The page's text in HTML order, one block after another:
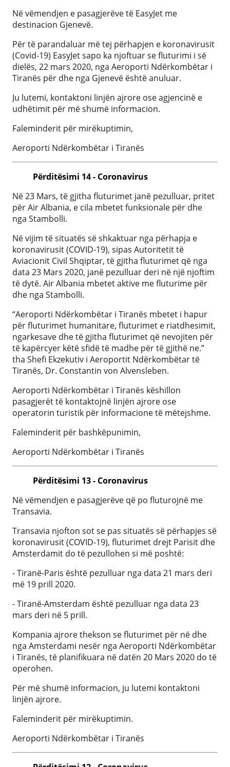
Në vëmendjen e pasagjerëve të EasyJet me
destinacion Gjenevë.
Për të parandaluar më tej përhapjen e koronavirusit
(Covid-19) EasyJet sapo ka njoftuar se fluturimi i së
dielës, 22 mars 2020, nga Aeroporti Ndërkombëtar i
Tiranës për dhe nga Gjenevë është anuluar.
Ju lutemi, kontaktoni linjën ajrore ose agjencinë e
udhëtimit për më shumë informacion.
Faleminderit për mirëkuptimin,
Aeroporti Ndërkombëtar i Tiranës
Përditësimi 14 - Coronavirus
Në 23 Mars, të gjitha fluturimet janë pezulluar, pritet
për Air Albania, e cila mbetet funksionale për dhe
nga Stambolli.
Në vijim të situatës së shkaktuar nga përhapja e
koronavirusit (COVID-19), sipas Autoritetit të
Aviacionit Civil Shqiptar, të gjitha fluturimet që nga
data 23 Mars 2020, janë pezulluar deri në një njoftim
të dytë. Air Albania mbetet aktive me fluturime për
dhe nga Stambolli.
“Aeroporti Ndërkombëtar i Tiranës mbetet i hapur
për fluturimet humanitare, fluturimet e riatdhesimit,
ngarkesave dhe të gjitha fluturimet që nevojiten për
të kapërcyer këtë sfidë të madhe për të gjithë ne.”
tha Shefi Ekzekutiv i Aeroportit Ndërkombëtar të
Tiranës, Dr. Constantin von Alvensleben.
Aeroporti Ndërkombëtar i Tiranës këshillon
pasagjerët të kontaktojnë linjën ajrore ose
operatorin turistik për informacione të mëtejshme.
Faleminderit për bashkëpunimin,
Aeroporti Ndërkombëtar i Tiranës
Përditësimi 13 - Coronavirus
Në vëmendjen e pasagjerëve që po fluturojnë me
Transavia.
Transavia njofton sot se pas situatës së përhapjes së
koronavirusit (COVID-19), fluturimet drejt Parisit dhe
Amsterdamit do të pezullohen si më poshtë:
- Tiranë-Paris është pezulluar nga data 21 mars deri
më 19 prill 2020.
- Tiranë-Amsterdam është pezulluar nga data 23
mars deri në 5 prill.
Kompania ajrore thekson se fluturimet për në dhe
nga Amsterdami nesër nga Aeroporti Ndërkombëtar
i Tiranës, të planifikuara në datën 20 Mars 2020 do të
operohen.
Për më shumë informacion, ju lutemi kontaktoni
linjën ajrore.
Faleminderit për mirëkuptimin.
Aeroporti Ndërkombëtar i Tiranës